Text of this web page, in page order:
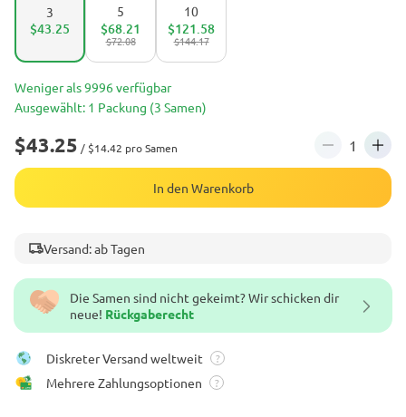
Die Samen sind nicht gekeimt? Wir schicken dir
neue! Rückgaberecht
Diskreter Versand weltweit ?
Mehrere Zahlungsoptionen ?
3
$43.25
5
$72.08
$68.21
10
$144.17
$121.58
Weniger als 9996 verfügbar
Ausgewählt: 1 Packung (3 Samen)
$43.25 / $14.42 pro Samen
In den Warenkorb
Versand: ab Tagen